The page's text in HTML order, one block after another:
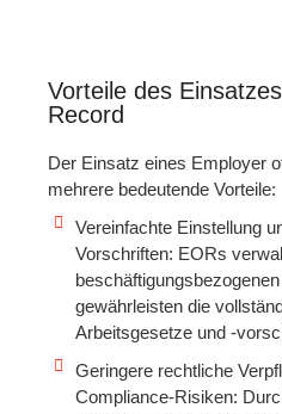
Vorteile des
Record
Der Einsatz eines Employer
mehrere bedeutende Vorteile:
Vereinfachte Einstellung
Vorschriften: EORs
gewährleisten die
Arbeitsgesetze und -
Geringere rechtliche
Compliance-Risiken: